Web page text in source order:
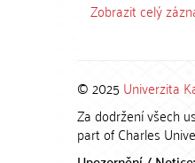
Zobrazit celý
© 2025 Univerzita
Za dodržení všech
part of Charles